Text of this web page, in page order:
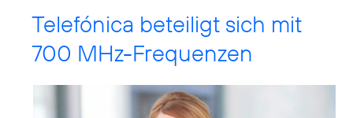
Telefónica beteiligt sich mit
700 MHz-Frequenzen